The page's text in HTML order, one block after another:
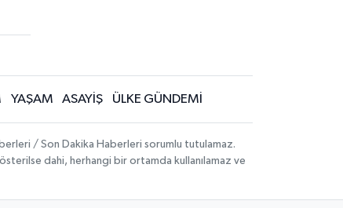
YAŞAM ASAYİŞ ÜLKE GÜNDEMİ
/ Son Dakika Haberleri sorumlu tutulamaz.
dahi, herhangi bir ortamda kullanılamaz ve